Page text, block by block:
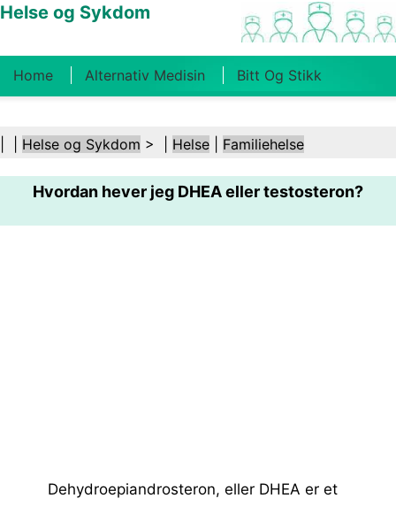
Helse og Sykdom
Home Alternativ Medisin Bitt Og Stikk
Kosthold Og Ernæring Familiehelse
Helsebransjen Psykisk Helse Folkehelse Og
Sikkerhet Kirurgi Og Prosedyrer Helse
Helse og Sykdom > | Helse Familiehelse
Hvordan hever jeg DHEA eller testosteron?
Dehydroepiandrosteron, eller DHEA er et